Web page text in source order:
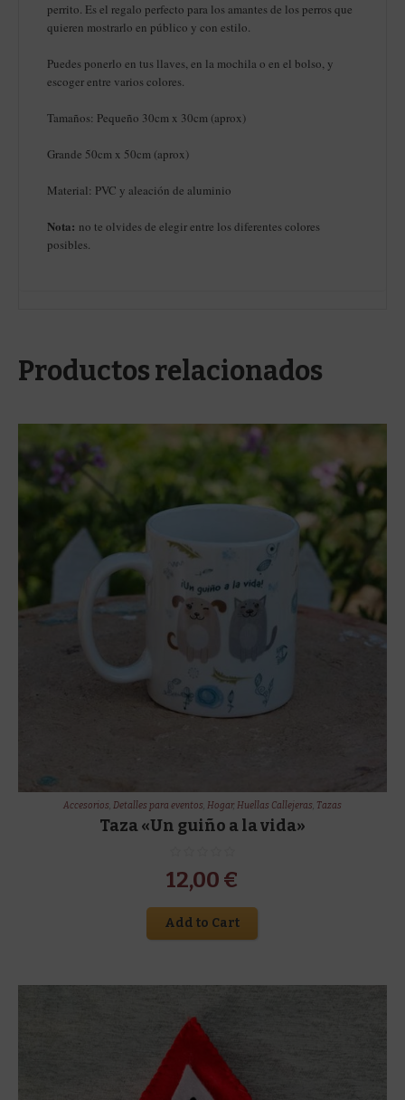
perrito. Es el regalo perfecto para los amantes de los perros que
quieren mostrarlo en público y con estilo.
Puedes ponerlo en tus llaves, en la mochila o en el bolso, y
escoger entre varios colores.
Tamaños: Pequeño 30cm x 30cm (aprox)
Grande 50cm x 50cm (aprox)
Material: PVC y aleación de aluminio
Nota: no te olvides de elegir entre los diferentes colores
posibles.
Productos relacionados
Accesorios, Detalles para eventos, Hogar, Huellas Callejeras, Tazas
Taza «Un guiño a la vida»
12,00 €
Add to Cart